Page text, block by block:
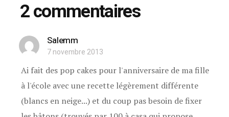
2 commentaires
Salemm
7 novembre 2013
Ai fait des pop cakes pour l'anniversaire de ma fille
à l'école avec une recette légèrement différente
(blancs en neige...) et du coup pas besoin de fixer